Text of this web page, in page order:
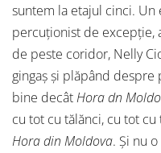
suntem la etajul cinci. Un
percuționist de excepție,
de peste coridor, Nelly
gingaș și plăpând despre
bine decâtHora dn
cu tot cu tălănci, cu tot
Hora din Moldova. Și nu